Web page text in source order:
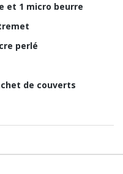
et 1 micro beurre
perlé
de couverts